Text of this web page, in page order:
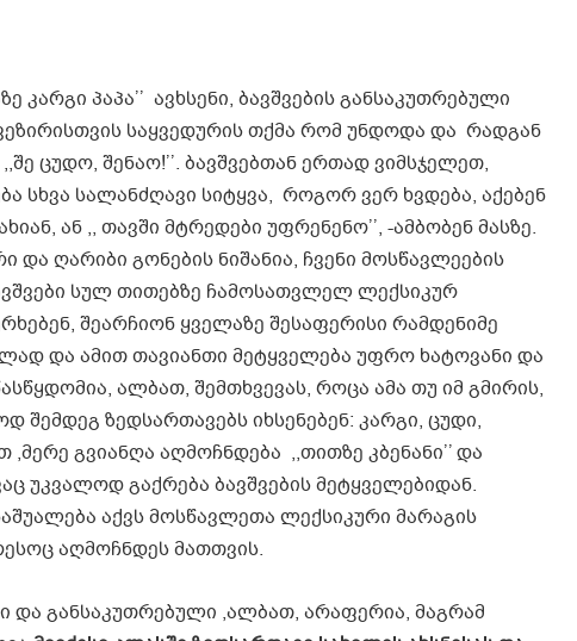
პაპა’’ ავხსენი, ბავშვების განსაკუთრებული
საყვედურის თქმა რომ უნდოდა და რადგან
ცუდო, შენაო!’’. ბავშვებთან ერთად ვიმსჯელეთ,
სხვა სალანძღავი სიტყვა, როგორ ვერ ხვდება, აქებენ
ან ,, თავში მტრედები უფრენენო’’, -ამბობენ მასზე.
ღარიბი გონების ნიშანია, ჩვენი მოსწავლეების
სულ თითებზე ჩამოსათვლელ ლექსიკურ
შეარჩიონ ყველაზე შესაფერისი რამდენიმე
და ამით თავიანთი მეტყველება უფრო ხატოვანი და
ალბათ, შემთხვევას, როცა ამა თუ იმ გმირის,
ზედსართავებს იხსენებენ: კარგი, ცუდი,
გვიანღა აღმოჩნდება ,,თითზე კბენანი’’ და
უკვალოდ გაქრება ბავშვების მეტყველებიდან.
აქვს მოსწავლეთა ლექსიკური მარაგის
აღმოჩნდეს მათთვის.
და განსაკუთრებული ,ალბათ, არაფერია, მაგრამ